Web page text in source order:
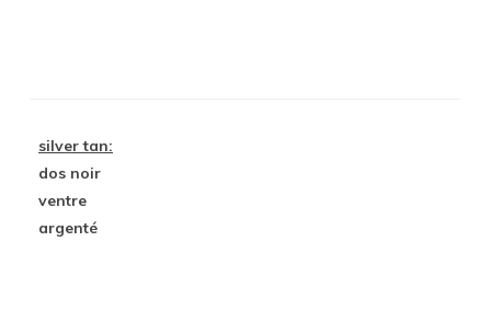
silver tan:
dos noir
ventre
argenté